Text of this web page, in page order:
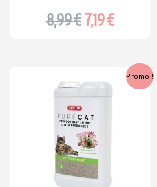
8,99€7,19€
Promo !
Le
prix
initial
était :
5,49 €.
Le